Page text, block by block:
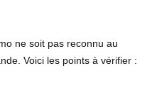
ne soit pas reconnu au
Voici les points à vérifier :